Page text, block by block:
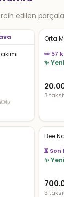
edilen
₺
Orta
👀 57
✨
3
Bee
👀 117
✨
3